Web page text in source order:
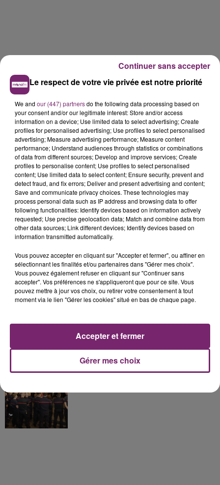
La Bulle - Guinguette éphémère
éclipse solaire du 12 Août 2026
158 pompiers de la région sont
Le respect de votre vie privée est notre priorité
We and our (447) partnersdo the following data processing based on
your consent and/or our legitimate interest: Store and/or access
information on a device; Use limited data to select advertising; Create
profiles for personalised advertising; Use profiles to select personalised
advertising; Measure advertising performance; Measure content
performance; Understand audiences through statistics or combinations
of data from different sources; Develop and improve services; Create
profiles to personalise content; Use profiles to select personalised
content; Use limited data to select content; Ensure security, prevent and
detect fraud, and fix errors; Deliver and present advertising and content;
Save and communicate privacy choices. These technologies may
process personal data such as IP address and browsing data to offer
following functionalities: Identify devices based on information actively
requested; Use precise geolocation data; Match and combine data from
other data sources; Link different devices; Identify devices based on
information transmitted automatically.
Vous pouvez accepter en cliquant sur "Accepter et fermer", ou affiner en
sélectionnant les finalités et/ou partenaires dans "Gérer mes choix".
Vous pouvez également refuser en cliquant sur "Continuer sans
accepter". Vos préférences ne s'appliqueront que pour ce site. Vous
pouvez mettre à jour vos choix, ou retirer votre consentement à tout
moment via le lien "Gérer les cookies" situé en bas de chaque page.
Gérer mes choix
Accepter et fermer
Continuer sans accepter